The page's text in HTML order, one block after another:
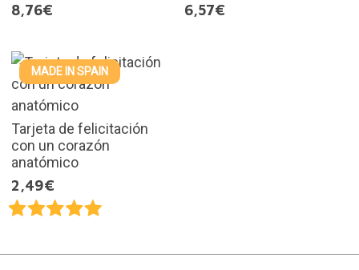
8,76€
6,57€
MADE IN SPAIN
Tarjeta de felicitación
con un corazón
anatómico
2,49€